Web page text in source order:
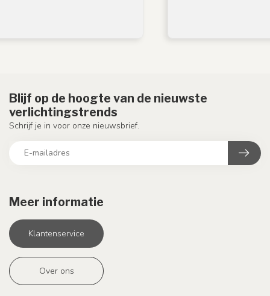
Meer informatie
Klantenservice
Over ons
Blijf op de hoogte van de nieuwste
verlichtingstrends
Schrijf je in voor onze nieuwsbrief.